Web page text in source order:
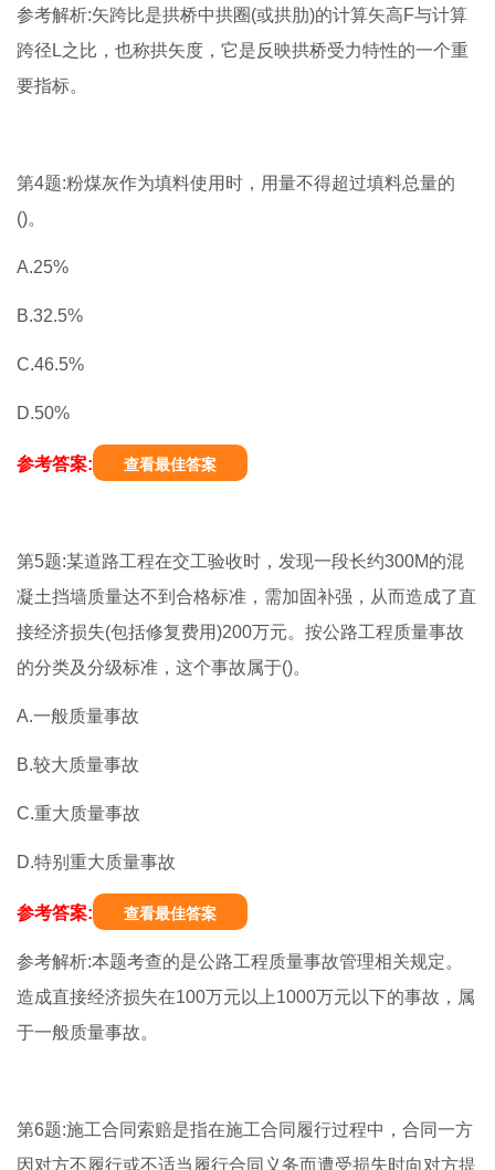
参考解析:矢跨比是拱桥中拱圈(或拱肋)的计算矢高F与计算
跨径L之比，也称拱矢度，它是反映拱桥受力特性的一个重
要指标。
第4题:粉煤灰作为填料使用时，用量不得超过填料总量的
()。
A.25%
B.32.5%
C.46.5%
D.50%
参考答案: 查看最佳答案
第5题:某道路工程在交工验收时，发现一段长约300M的混
凝土挡墙质量达不到合格标准，需加固补强，从而造成了直
接经济损失(包括修复费用)200万元。按公路工程质量事故
的分类及分级标准，这个事故属于()。
A.一般质量事故
B.较大质量事故
C.重大质量事故
D.特别重大质量事故
参考答案: 查看最佳答案
参考解析:本题考查的是公路工程质量事故管理相关规定。
造成直接经济损失在100万元以上1000万元以下的事故，属
于一般质量事故。
第6题:施工合同索赔是指在施工合同履行过程中，合同一方
因对方不履行或不适当履行合同义务而遭受损失时向对方提